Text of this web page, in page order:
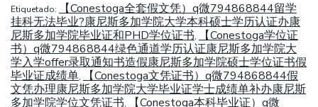
Etiquetado:
【Conestoga全套假文凭）q微794868844留学
挂科无法毕业?康尼斯多加学院大学本科硕士学历认证办康
尼斯多加学院毕业证和PHD学位证书,
【Conestoga学位证
书）q微794868844绿色通道学历认证康尼斯多加学院大
学入学offer录取通知书造假康尼斯多加学院硕士学位证书假
毕业证成绩单,
【Conestoga文凭证书）q微794868844假
文凭办理康尼斯多加学院大学毕业证学士成绩单补办康尼斯
多加学院学位文凭证书,
【Conestoga本科毕业证）q微